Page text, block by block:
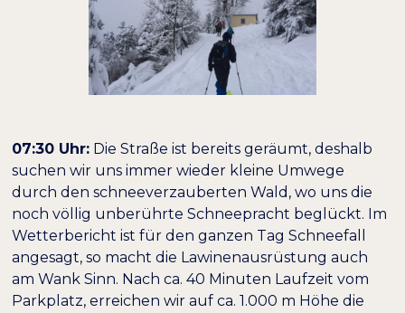
07:30 Uhr: Die Straße ist bereits geräumt, deshalb
suchen wir uns immer wieder kleine Umwege
durch den schneeverzauberten Wald, wo uns die
noch völlig unberührte Schneepracht beglückt. Im
Wetterbericht ist für den ganzen Tag Schneefall
angesagt, so macht die Lawinenausrüstung auch
am Wank Sinn. Nach ca. 40 Minuten Laufzeit vom
Parkplatz, erreichen wir auf ca. 1.000 m Höhe die